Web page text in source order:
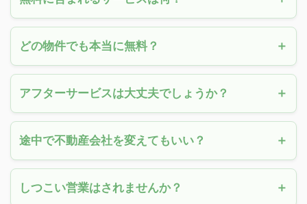
どの物件でも本当に無料？
アフターサービスは大丈夫でしょうか？
途中で不動産会社を変えてもいい？
しつこい営業はされませんか？